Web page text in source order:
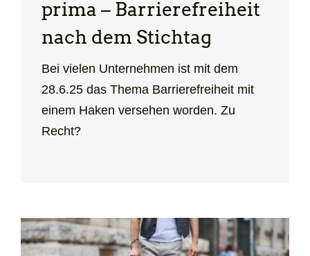
prima – Barrierefreiheit
nach dem Stichtag
Bei vielen Unternehmen ist mit dem
28.6.25 das Thema Barrierefreiheit mit
einem Haken versehen worden. Zu
Recht?